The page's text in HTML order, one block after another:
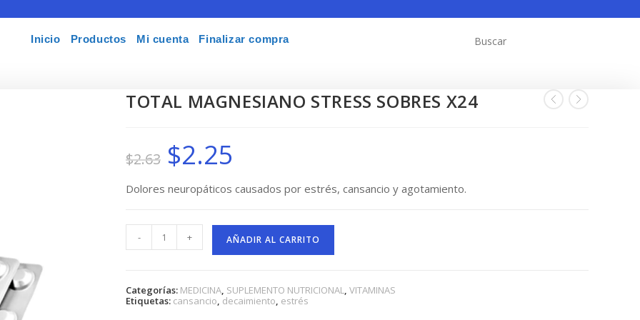
Inicio Productos Mi cuenta Finalizar compra
TOTAL MAGNESIANO STRESS SOBRES X24
$2.63
El
precio
original
$2.63.
$2.25
$2.25.
Dolores neuropáticos causados por estrés, cansancio y agotamiento.
TOTAL
MAGNESIANO
STRESS
cantidad
- + AÑADIR AL CARRITO
Categorías: MEDICINA, SUPLEMENTO NUTRICIONAL, VITAMINAS
Etiquetas: cansancio, decaimiento, estrés